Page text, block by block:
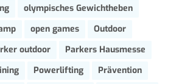
olympisches Gewichtheben
open games
Outdoor
outdoor
Parkers Hausmesse
Powerlifting
Prävention